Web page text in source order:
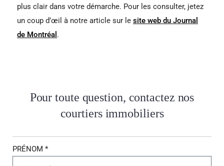
plus clair dans votre démarche. Pour les consulter, jetez
un coup d’œil à notre article sur le site web du Journal
de Montréal .
Pour toute question, contactez nos
courtiers immobiliers
PRÉNOM *